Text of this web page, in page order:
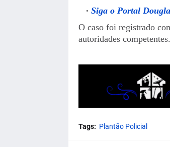
Siga o Portal
O caso foi registrado
autoridades
Tags: Plantão Policial